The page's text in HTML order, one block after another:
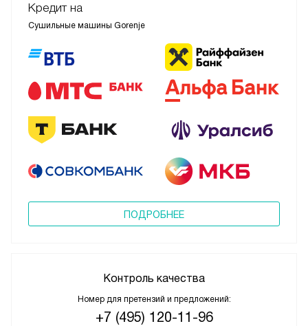
Кредит на
Сушильные машины Gorenje
ПОДРОБНЕЕ
Контроль качества
Номер для претензий и предложений:
+7 (495) 120-11-96